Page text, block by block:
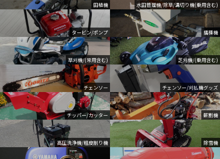
田植機 水田管理機/除草/溝切り機(乗用含む)
タービン/ポンプ 播種機
草刈機/(常用含む) 芝刈機/(乗用含む)
チェンソー チェンソー/刈払機グッズ
チッパー/カッター 薪割機
高圧洗浄機/粗皮削り機 除雪機